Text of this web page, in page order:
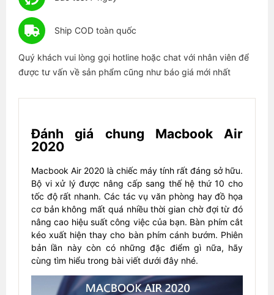
Ship COD toàn quốc
Quý khách vui lòng gọi hotline hoặc chat với nhân viên để
được tư vấn về sản phẩm cũng như báo giá mới nhất
Đánh giá chung Macbook Air
2020
Macbook Air 2020 là chiếc máy tính rất đáng sở hữu.
Bộ vi xử lý được nâng cấp sang thế hệ thứ 10 cho
tốc độ rất nhanh. Các tác vụ văn phòng hay đồ họa
cơ bản không mất quá nhiều thời gian chờ đợi từ đó
nâng cao hiệu suất công việc của bạn. Bàn phím cắt
kéo xuất hiện thay cho bàn phím cánh bướm. Phiên
bản lần này còn có những đặc điểm gì nữa, hãy
cùng tìm hiểu trong bài viết dưới đây nhé.